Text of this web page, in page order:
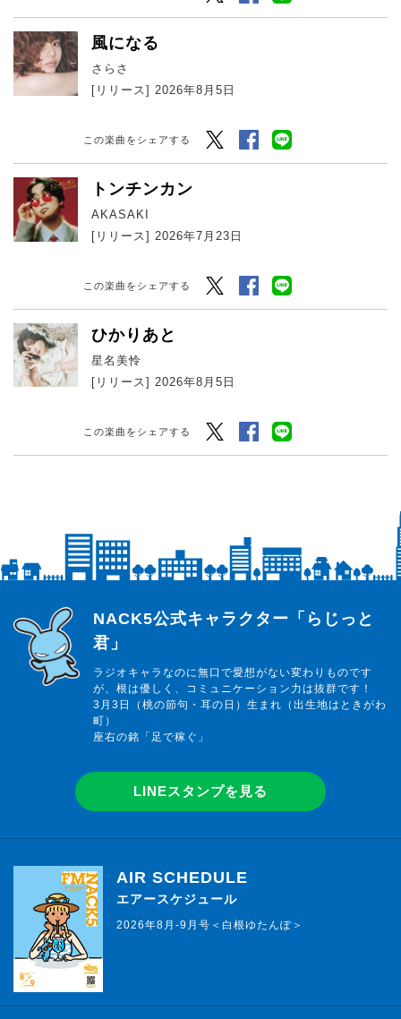
風になる
さらさ
[リリース] 2026年8月5日
この楽曲をシェアする Twitter Facebook
トンチンカン
AKASAKI
[リリース] 2026年7月23日
この楽曲をシェアする Twitter Facebook
ひかりあと
星名美怜
[リリース] 2026年8月5日
この楽曲をシェアする Twitter Facebook
らじっと君
NACK5公式キャラクター「らじっと
君」
ラジオキャラなのに無口で愛想がない変わりものです
が、根は優しく、コミュニケーション力は抜群です！
3月3日（桃の節句・耳の日）生まれ（出生地はときがわ
町）
座右の銘「足で稼ぐ」
LINEスタンプを見る
AIR SCHEDULE
エアースケジュール
2026年8月-9月号＜白根ゆたんぽ＞